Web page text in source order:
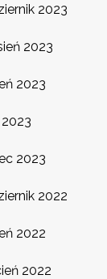
2023
2023
2023
2023
2022
2022
2022